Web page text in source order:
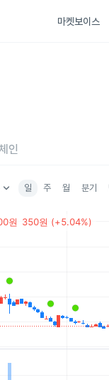
마켓보이스
인
keyboard_arrow_down 일 주 월 분기